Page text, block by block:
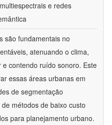
e redes
são fundamentais no
atenuando o clima,
contendo ruído sonoro. Este
essas áreas urbanas em
de segmentação
métodos de baixo custo
para planejamento urbano.